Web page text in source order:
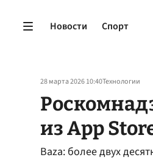
Новости Спорт
28 марта 2026 10:40Технологии
из App
Baza: более двух